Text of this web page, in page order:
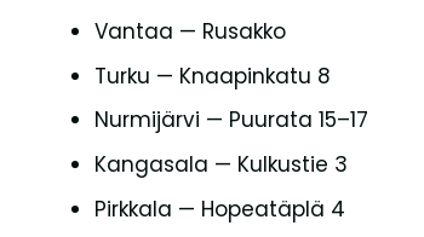
Vantaa — Rusakko
Turku — Knaapinkatu 8
Nurmijärvi — Puurata 15–17
Kangasala — Kulkustie 3
Pirkkala — Hopeatäplä 4